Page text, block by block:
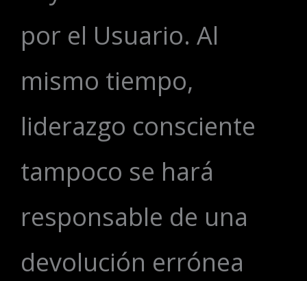
por el Usuario. Al
mismo tiempo,
liderazgo consciente
tampoco se hará
responsable de una
devolución errónea